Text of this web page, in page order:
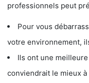
professionnels peut
Pour vous
votre environnement,
Ils ont une
conviendrait le mieux